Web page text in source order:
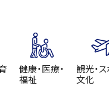
健康・医療・
福祉
観光・ス
文化